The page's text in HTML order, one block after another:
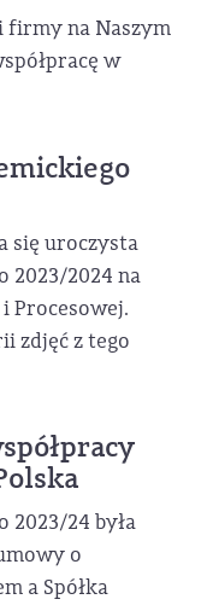
firmy na Naszym
w
się uroczysta
2023/2024 na
Procesowej.
zdjęć z tego
2023/24 była
o
a Spółka